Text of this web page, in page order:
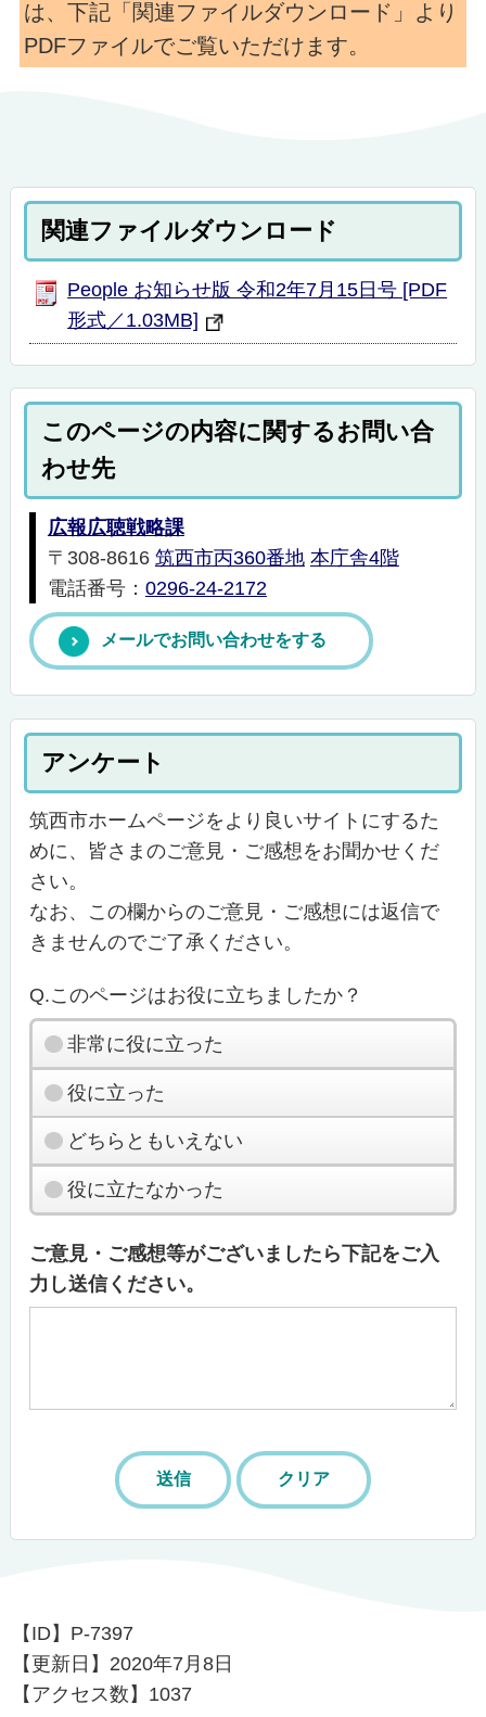
は、下記「関連ファイルダウンロード」より
PDFファイルでご覧いただけます。
関連ファイルダウンロード
People お知らせ版 令和2年7月15日号 [PDF
形式／1.03MB]
このページの内容に関するお問い合
わせ先
広報広聴戦略課
〒308-8616 筑西市丙360番地 本庁舎4階
電話番号： 0296-24-2172
メールでお問い合わせをする
アンケート
筑西市ホームページをより良いサイトにするた
めに、皆さまのご意見・ご感想をお聞かせくだ
さい。
なお、この欄からのご意見・ご感想には返信で
きませんのでご了承ください。
Q.このページはお役に立ちましたか？
非常に役に立った
役に立った
どちらともいえない
役に立たなかった
ご意見・ご感想等がございましたら下記をご入
力し送信ください。
【ID】 P-7397
【更新日】 2020年7月8日
【アクセス数】 1037